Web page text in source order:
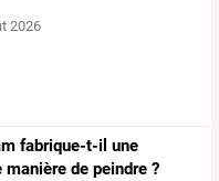
2026
fabrique-t-il une
manière de peindre ?